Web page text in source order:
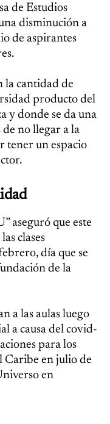
de Estudios
disminución a
de aspirantes
la cantidad de
producto del
y donde se da una
no llegar a la
tener un espacio
aseguró que este
clases
día que se
de la
a las aulas luego
a causa del covid-
para los
Caribe en julio de
en